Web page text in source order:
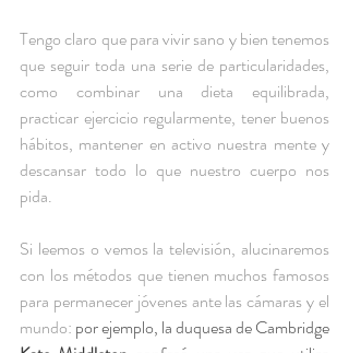
Tengo claro que para vivir sano y bien tenemos
que seguir toda una serie de particularidades,
como combinar una dieta equilibrada,
practicar ejercicio regularmente, tener buenos
hábitos, mantener en activo nuestra mente y
descansar todo lo que nuestro cuerpo nos
pida.
Si leemos o vemos la televisión, alucinaremos
con los métodos que tienen muchos famosos
para permanecer jóvenes ante las cámaras y el
mundo: